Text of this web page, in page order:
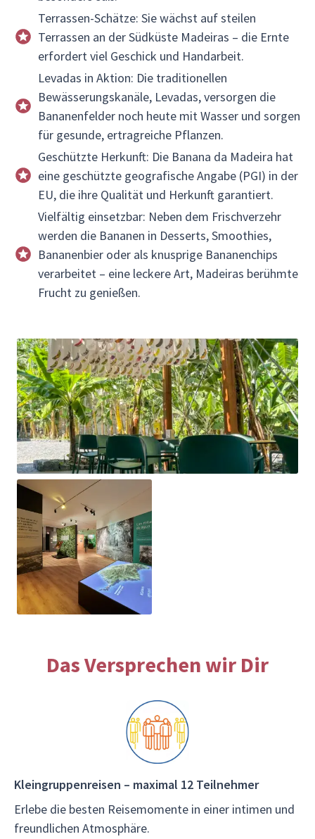
Terrassen-Schätze: Sie wächst auf steilen
Terrassen an der Südküste Madeiras – die Ernte
erfordert viel Geschick und Handarbeit.
Levadas in Aktion: Die traditionellen
Bewässerungskanäle, Levadas, versorgen die
Bananenfelder noch heute mit Wasser und sorgen
für gesunde, ertragreiche Pflanzen.
Geschützte Herkunft: Die Banana da Madeira hat
eine geschützte geografische Angabe (PGI) in der
EU, die ihre Qualität und Herkunft garantiert.
Vielfältig einsetzbar: Neben dem Frischverzehr
werden die Bananen in Desserts, Smoothies,
Bananenbier oder als knusprige Bananenchips
verarbeitet – eine leckere Art, Madeiras berühmte
Frucht zu genießen.
Das Versprechen wir Dir
Kleingruppenreisen – maximal 12 Teilnehmer
Erlebe die besten Reisemomente in einer intimen und
freundlichen Atmosphäre.